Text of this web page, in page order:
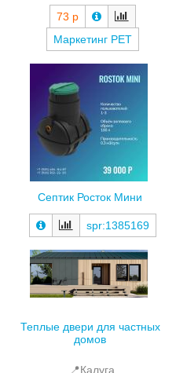
73 р
Маркетинг РЕТ
Септик Росток Мини
spr:1385169
Теплые двери для частных
домов
📍Калуга